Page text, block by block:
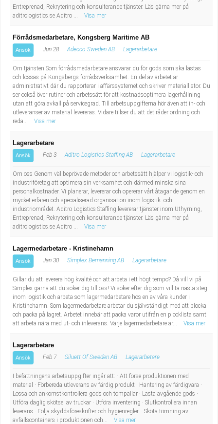
Entreprenad, Rekrytering och konsulterande tjänster. Läs gärna mer på
aditrologistics.se Aditro ...
Visa mer
Förrådsmedarbetare, Kongsberg Maritime AB
Ansök Jun 28 Adecco Sweden AB Lagerarbetare
Om tjänsten Som förrådsmedarbetare ansvarar du för gods som ska lastas
och lossas på Kongsbergs förrådsverksamhet. En del av arbetet är
administrativt där du rapporterar i affärssystemet och skriver materiallistor. Du
ser också över rutiner och arbetssätt för att kostnadsoptimera lagerhållning
utan att göra avkall på servicegrad. Till arbetsuppgifterna hör även att in- och
utleveranser av material levereras. Vidare tillser du att det råder ordning och
reda...
Visa mer
Lagerarbetare
Ansök Feb 3 Aditro Logistics Staffing AB Lagerarbetare
Om oss Genom väl beprövade metoder och arbetssätt hjälper vi logistik- och
industriföretag att optimera sin verksamhet och därmed minska sina
personalkostnader. Vi planerar, levererar och opererar vårt åtagande genom en
mycket erfaren och specialiserad organisation inom logistik- och
industriområdet. Aditro Logistics Staffing levererar tjänster inom Uthyrning,
Entreprenad, Rekrytering och konsulterande tjänster. Läs gärna mer på
aditrologistics.se Aditro ...
Visa mer
Lagermedarbetare - Kristinehamn
Ansök Jan 30 Simplex Bemanning AB Lagerarbetare
Gillar du att leverera hög kvalité och att arbeta i ett högt tempo? Då vill vi på
Simplex gärna att du söker dig till oss! Vi söker efter dig som vill ta nästa steg
inom logistik och arbeta som lagermedarbetare hos en av våra kunder i
Kristinehamn. Som lagermedarbetare arbetar du självständigt med att plocka
och packa på lagret. Arbetet innebär att packa varor utifrån en plocklista samt
att arbeta nära med ut- och inleverans. Varje lagermedarbetare ar...
Visa mer
Lagerarbetare
Ansök Feb 7 Siluett Of Sweden AB Lagerarbetare
I befattningens arbetsuppgifter ingår att: · Att förse produktionen med
material · Förbereda utleverans av färdig produkt · Hantering av färdigvara ·
Lossa och ankomstkontrollera gods och tompallar · Lasta avgående gods ·
Utföra daglig skötsel av truckar · Utföra inventering · Slutkontrollera innan
leverans · Följa skyddsföreskrifter och hygienregler. · Sköta tömning av
avfallscontainers i produktionen och...
Visa mer